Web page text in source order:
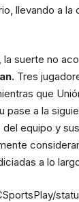
llevando a la
la suerte no
Tres
que
pase a la
equipo y
a lo